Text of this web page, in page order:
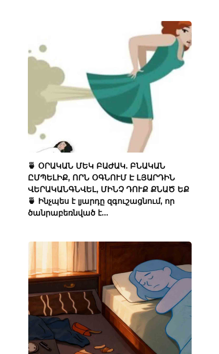
🍵 ՕՐԱԿԱՆ ՄԵԿ ԲԱԺԱԿ. ԲՆԱԿԱՆ
ԸՄՊԵԼԻՔ, ՈՐՆ ՕԳՆՈՒՄ Է ԼՅԱՐԴԻՆ
ՎԵՐԱԿԱՆԳՆՎԵԼ, ՄԻՆՉ ԴՈՒՔ ՔՆԱԾ ԵՔ
🍵 Ինչպես է լյարդը զգուշացնում, որ
ծանրաբեռնված է…